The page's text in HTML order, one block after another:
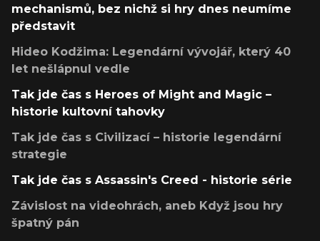
mechanismů, bez nichž si hry dnes neumíme
představit
Hideo Kodžima: Legendární vývojář, který 40
let nešlápnul vedle
Tak jde čas s Heroes of Might and Magic –
historie kultovní tahovky
Tak jde čas s Civilizací – historie legendární
strategie
Tak jde čas s Assassin's Creed - historie série
Závislost na videohrách, aneb Když jsou hry
špatný pán